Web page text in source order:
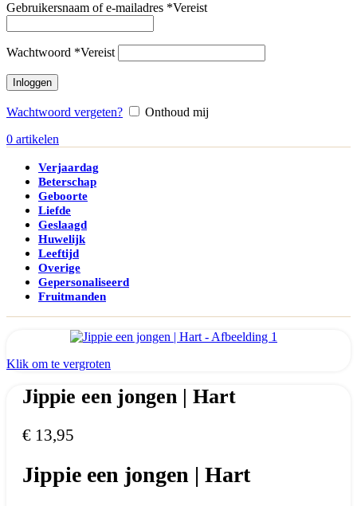
Gebruikersnaam of e-mailadres *Vereist
Wachtwoord *Vereist
Inloggen
Wachtwoord vergeten?
Onthoud mij
0 artikelen
Verjaardag
Beterschap
Geboorte
Liefde
Geslaagd
Huwelijk
Leeftijd
Overige
Gepersonaliseerd
Fruitmanden
Klik om te vergroten
Jippie een jongen | Hart
€ 13,95
Jippie een jongen | Hart